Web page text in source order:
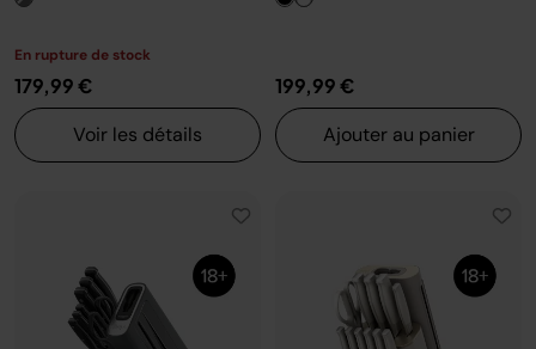
En rupture de stock
179,99 €
Voir les détails
199,99 €
Ajouter au panier